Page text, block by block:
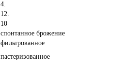
4.
12.
10
спонтанное брожение
фильтрованное
пастеризованное